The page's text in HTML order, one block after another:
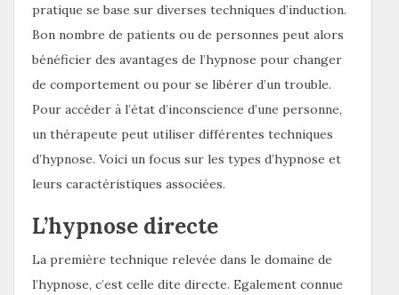
pratique se base sur diverses techniques d’induction.
Bon nombre de patients ou de personnes peut alors
bénéficier des avantages de l’hypnose pour changer
de comportement ou pour se libérer d’un trouble.
Pour accéder à l’état d’inconscience d’une personne,
un thérapeute peut utiliser différentes techniques
d’hypnose. Voici un focus sur les types d’hypnose et
leurs caractéristiques associées.
L’hypnose directe
La première technique relevée dans le domaine de
l’hypnose, c’est celle dite directe. Egalement connue